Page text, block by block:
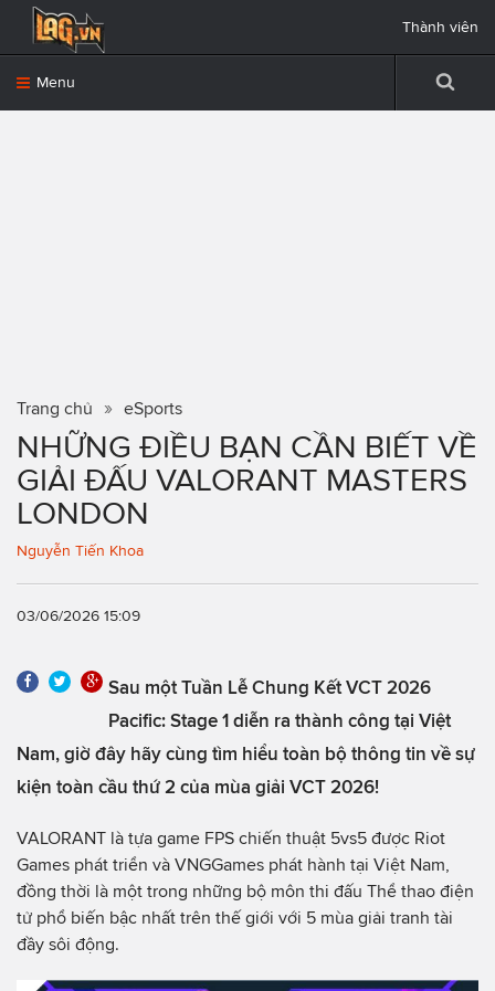
Menu
Thành viên
Trang chủ eSports
NHỮNG ĐIỀU BẠN CẦN BIẾT VỀ
GIẢI ĐẤU VALORANT MASTERS
LONDON
Nguyễn Tiến Khoa
03/06/2026 15:09
Sau một Tuần Lễ Chung Kết VCT 2026
Pacific: Stage 1 diễn ra thành công tại Việt
Nam, giờ đây hãy cùng tìm hiểu toàn bộ thông tin về sự
kiện toàn cầu thứ 2 của mùa giải VCT 2026!
VALORANT là tựa game FPS chiến thuật 5vs5 được Riot
Games phát triển và VNGGames phát hành tại Việt Nam,
đồng thời là một trong những bộ môn thi đấu Thể thao điện
tử phổ biến bậc nhất trên thế giới với 5 mùa giải tranh tài
đầy sôi động.